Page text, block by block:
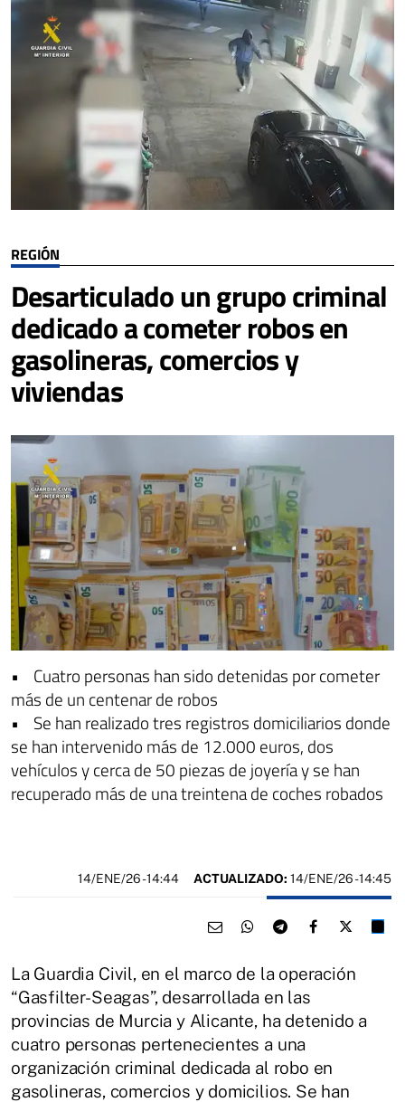
REGIÓN
Desarticulado un grupo criminal
dedicado a cometer robos en
gasolineras, comercios y
viviendas
• Cuatro personas han sido detenidas por cometer
más de un centenar de robos
• Se han realizado tres registros domiciliarios donde
se han intervenido más de 12.000 euros, dos
vehículos y cerca de 50 piezas de joyería y se han
recuperado más de una treintena de coches robados
14/ENE/26- 14:44 ACTUALIZADO: 14/ENE/26 - 14:45
La Guardia Civil, en el marco de la operación
“Gasfilter-Seagas”, desarrollada en las
provincias de Murcia y Alicante, ha detenido a
cuatro personas pertenecientes a una
organización criminal dedicada al robo en
gasolineras, comercios y domicilios. Se han